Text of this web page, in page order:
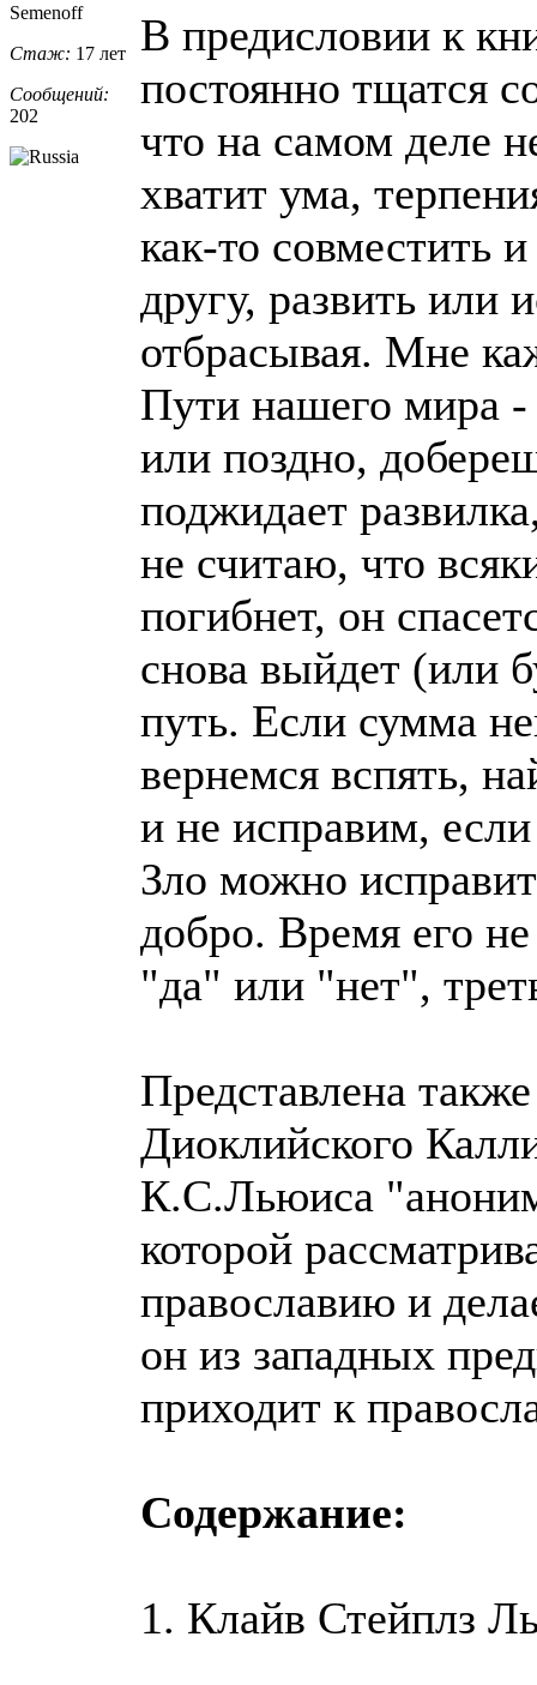
Semenoff
Стаж: 17 лет
Сообщений:
202
В предисловии к
постоянно тщатся
что на самом деле
хватит ума,
как-то совместить
другу, развить или
отбрасывая. Мне
Пути нашего мира
или поздно,
поджидает
не считаю, что
погибнет, он
снова выйдет (или
путь. Если сумма
вернемся вспять,
и не исправим,
Зло можно
добро. Время его
"да" или "нет",
Представлена
Диоклийского
К.С.Льюиса
которой
православию и
он из западных
приходит к
Содержание:
1. Клайв Стейплз